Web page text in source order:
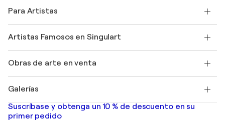
Ofrecer una tarjeta regalo
Unirse a nuestro programa comercial
Mi cuenta
Protección al comprador
+34 911 23 97 81
faq
Revista Singulart
Empleos
Descubre arte original seleccionado
Para Artistas
Inicie sesión como Artista
Artistas Famosos en Singulart
Marc Chagall
Banksy
Mr. Brainwash
Shepard Fairey
Obras de arte en venta
Pinturas abstractas en venta
pinturas de paisajes
Huellas dactilares
Galerías
Galerías de arte en España
Suscríbase y obtenga un 10 % de descuento en su
primer pedido